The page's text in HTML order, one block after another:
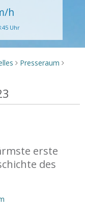
h
Uhr
> Presseraum >
erste
des